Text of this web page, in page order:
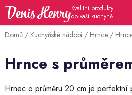
Přejít
obsah
Domů / Kuchyňské nádobí / Hrnce /
Hrnce s
Hrnec o průměru 20 cm je perfektní